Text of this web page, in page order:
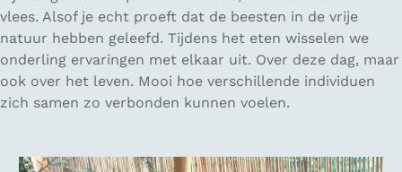
vlees. Alsof je echt proeft dat de beesten in de vrije
natuur hebben geleefd. Tijdens het eten wisselen we
onderling ervaringen met elkaar uit. Over deze dag, maar
ook over het leven. Mooi hoe verschillende individuen
zich samen zo verbonden kunnen voelen.